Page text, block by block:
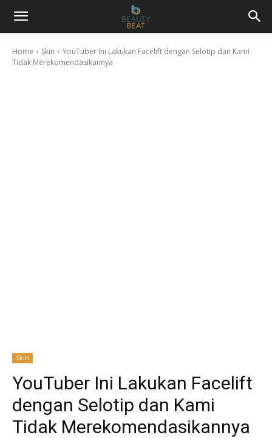
Home Skin
YouTuber Ini Lakukan Facelift dengan Selotip dan Kami
Tidak Merekomendasikannya
Skin
YouTuber Ini Lakukan Facelift
dengan Selotip dan Kami
Tidak Merekomendasikannya